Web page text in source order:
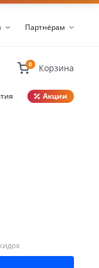
Партнёрам
0 Корзина
Акции